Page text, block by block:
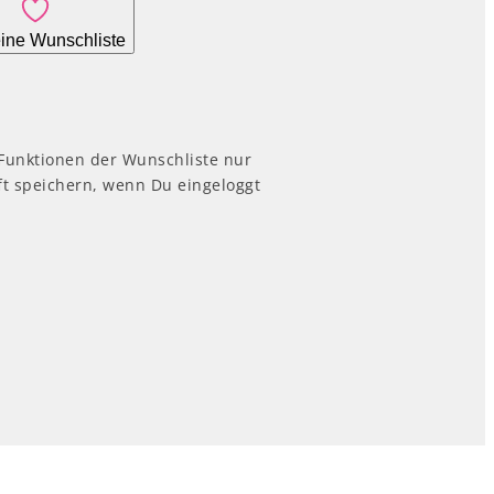
Wunschliste
der Wunschliste nur
speichern, wenn Du eingeloggt